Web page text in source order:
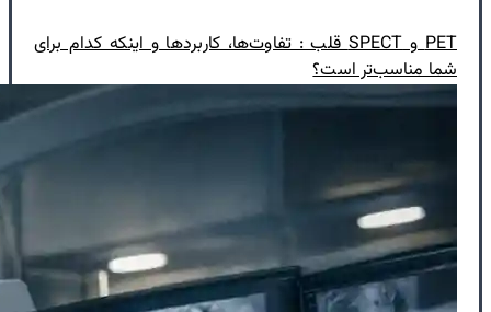
PET و SPECT قلب : تفاوت‌ها، کاربردها و اینکه کدام برای
شما مناسب‌تر است؟